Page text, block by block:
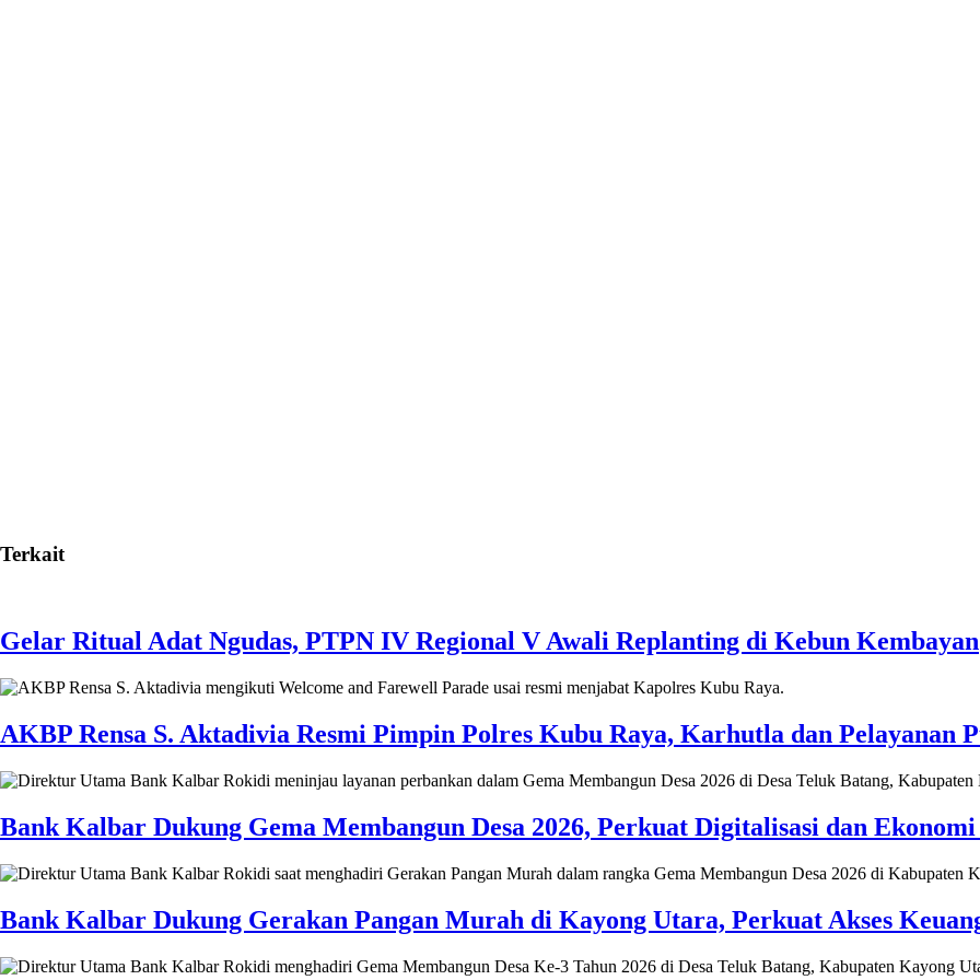
Terkait
Gelar Ritual Adat Ngudas, PTPN IV Regional V Awali Replanting di Kebun Kembayan
AKBP Rensa S. Aktadivia Resmi Pimpin Polres Kubu Raya, Karhutla dan Pelayanan
Bank Kalbar Dukung Gema Membangun Desa 2026, Perkuat Digitalisasi dan Ekonomi
Bank Kalbar Dukung Gerakan Pangan Murah di Kayong Utara, Perkuat Akses